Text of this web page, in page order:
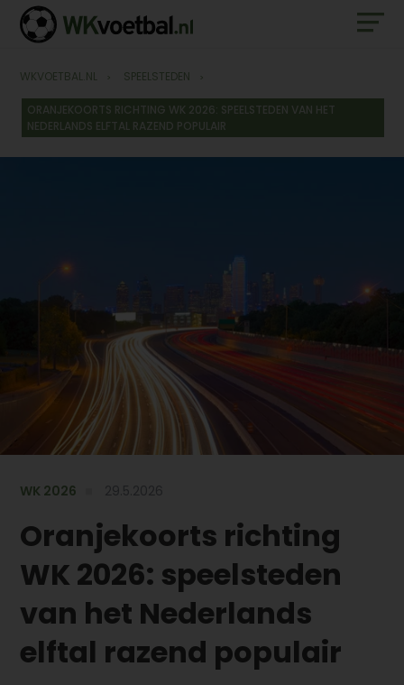
WKVOETBAL.NL SPEELSTEDEN
ORANJEKOORTS RICHTING WK 2026: SPEELSTEDEN VAN HET
NEDERLANDS ELFTAL RAZEND POPULAIR
WK 2026
Oranjekoorts richting
WK 2026: speelsteden
van het Nederlands
elftal razend populair